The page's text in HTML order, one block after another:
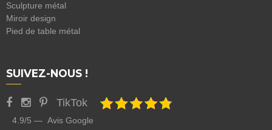
Sculpture métal
Miroir design
Pied de table métal
SUIVEZ-NOUS !
TikTok
4.9/5 — Avis Google